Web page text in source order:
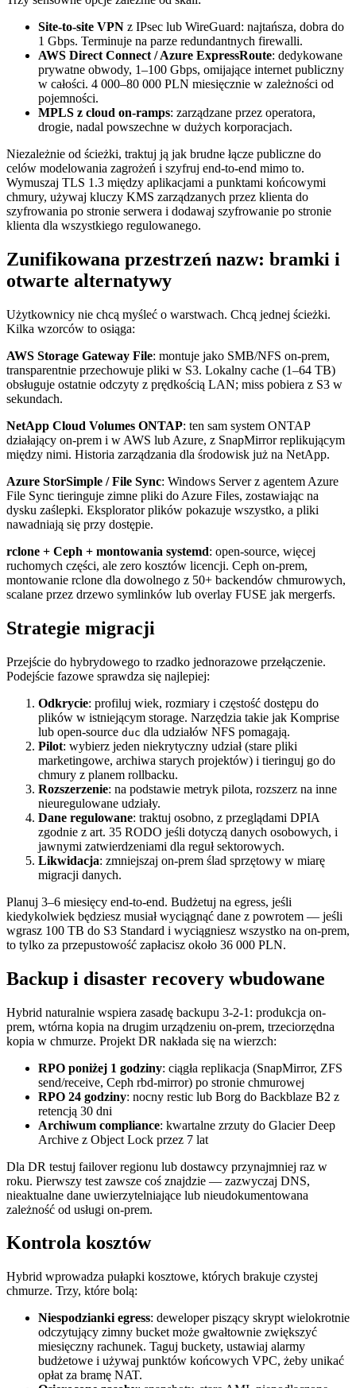
Site-to-site VPN z IPsec lub WireGuard: najtańsza, dobra do
1 Gbps. Terminuje na parze redundantnych firewalli.
AWS Direct Connect / Azure ExpressRoute: dedykowane
prywatne obwody, 1–100 Gbps, omijające internet publiczny
w całości. 4 000–80 000 PLN miesięcznie w zależności od
pojemności.
MPLS z cloud on-ramps: zarządzane przez operatora,
drogie, nadal powszechne w dużych korporacjach.
Niezależnie od ścieżki, traktuj ją jak brudne łącze publiczne do
celów modelowania zagrożeń i szyfruj end-to-end mimo to.
Wymuszaj TLS 1.3 między aplikacjami a punktami końcowymi
chmury, używaj kluczy KMS zarządzanych przez klienta do
szyfrowania po stronie serwera i dodawaj szyfrowanie po stronie
klienta dla wszystkiego regulowanego.
Zunifikowana przestrzeń nazw: bramki i
otwarte alternatywy
Użytkownicy nie chcą myśleć o warstwach. Chcą jednej ścieżki.
Kilka wzorców to osiąga:
AWS Storage Gateway File: montuje jako SMB/NFS on-prem,
transparentnie przechowuje pliki w S3. Lokalny cache (1–64 TB)
obsługuje ostatnie odczyty z prędkością LAN; miss pobiera z S3 w
sekundach.
NetApp Cloud Volumes ONTAP: ten sam system ONTAP
działający on-prem i w AWS lub Azure, z SnapMirror replikującym
między nimi. Historia zarządzania dla środowisk już na NetApp.
Azure StorSimple / File Sync: Windows Server z agentem Azure
File Sync tieringuje zimne pliki do Azure Files, zostawiając na
dysku zaślepki. Eksplorator plików pokazuje wszystko, a pliki
nawadniają się przy dostępie.
rclone + Ceph + montowania systemd: open-source, więcej
ruchomych części, ale zero kosztów licencji. Ceph on-prem,
montowanie rclone dla dowolnego z 50+ backendów chmurowych,
scalane przez drzewo symlinków lub overlay FUSE jak mergerfs.
Strategie migracji
Przejście do hybrydowego to rzadko jednorazowe przełączenie.
Podejście fazowe sprawdza się najlepiej:
Odkrycie: profiluj wiek, rozmiary i częstość dostępu do
plików w istniejącym storage. Narzędzia takie jak Komprise
lub open-source duc dla udziałów NFS pomagają.
Pilot: wybierz jeden niekrytyczny udział (stare pliki
marketingowe, archiwa starych projektów) i tieringuj go do
chmury z planem rollbacku.
Rozszerzenie: na podstawie metryk pilota, rozszerz na inne
nieuregulowane udziały.
Dane regulowane: traktuj osobno, z przeglądami DPIA
zgodnie z art. 35 RODO jeśli dotyczą danych osobowych, i
jawnymi zatwierdzeniami dla reguł sektorowych.
Likwidacja: zmniejszaj on-prem ślad sprzętowy w miarę
migracji danych.
Planuj 3–6 miesięcy end-to-end. Budżetuj na egress, jeśli
kiedykolwiek będziesz musiał wyciągnąć dane z powrotem — jeśli
wgrasz 100 TB do S3 Standard i wyciągniesz wszystko na on-prem,
to tylko za przepustowość zapłacisz około 36 000 PLN.
Backup i disaster recovery wbudowane
Hybrid naturalnie wspiera zasadę backupu 3-2-1: produkcja on-
prem, wtórna kopia na drugim urządzeniu on-prem, trzeciorzędna
kopia w chmurze. Projekt DR nakłada się na wierzch:
RPO poniżej 1 godziny: ciągła replikacja (SnapMirror, ZFS
send/receive, Ceph rbd-mirror) po stronie chmurowej
RPO 24 godziny: nocny restic lub Borg do Backblaze B2 z
retencją 30 dni
Archiwum compliance: kwartalne zrzuty do Glacier Deep
Archive z Object Lock przez 7 lat
Dla DR testuj failover regionu lub dostawcy przynajmniej raz w
roku. Pierwszy test zawsze coś znajdzie — zazwyczaj DNS,
nieaktualne dane uwierzytelniające lub nieudokumentowana
zależność od usługi on-prem.
Kontrola kosztów
Hybrid wprowadza pułapki kosztowe, których brakuje czystej
chmurze. Trzy, które bolą:
Niespodzianki egress: deweloper piszący skrypt wielokrotnie
odczytujący zimny bucket może gwałtownie zwiększyć
miesięczny rachunek. Taguj buckety, ustawiaj alarmy
budżetowe i używaj punktów końcowych VPC, żeby unikać
opłat za bramę NAT.